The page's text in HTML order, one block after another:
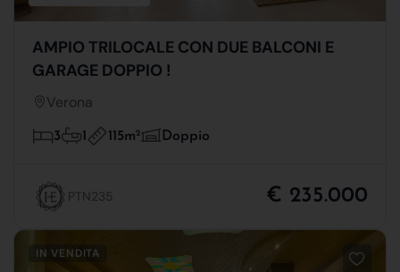
AMPIO TRILOCALE CON DUE BALCONI E
GARAGE DOPPIO !
Verona
3 1 115m2 Doppio
PTN235 € 235.000
IN VENDITA